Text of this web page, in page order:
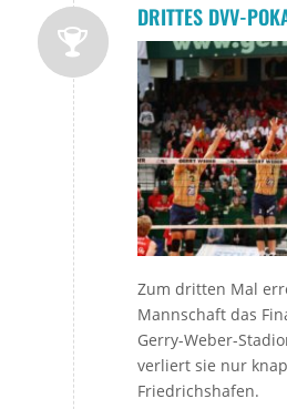
DRITTES DVV-
Zum dritten Mal
Mannschaft das
Gerry-Weber-
verliert sie nur
Friedrichshafen.